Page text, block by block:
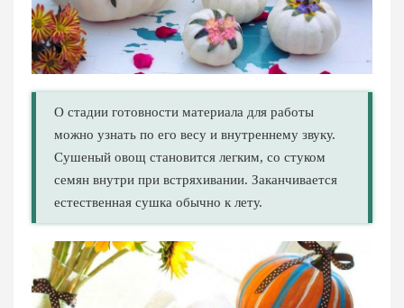
О стадии готовности материала для работы
можно узнать по его весу и внутреннему звуку.
Сушеный овощ становится легким, со стуком
семян внутри при встряхивании. Заканчивается
естественная сушка обычно к лету.